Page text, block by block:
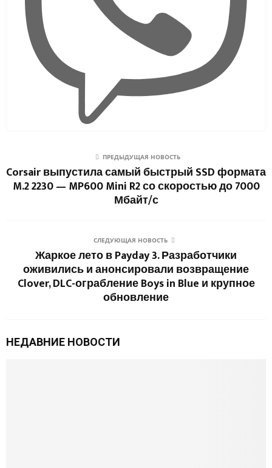
ПРЕДЫДУЩАЯ НОВОСТЬ
Corsair выпустила самый быстрый SSD формата
M.2 2230 — MP600 Mini R2 со скоростью до 7000
Мбайт/с
СЛЕДУЮЩАЯ НОВОСТЬ
Жаркое лето в Payday 3. Разработчики
оживились и анонсировали возвращение
Clover, DLC-ограбление Boys in Blue и крупное
обновление
НЕДАВНИЕ НОВОСТИ